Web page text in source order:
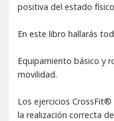
positiva del estado
En este libro hallarás
Equipamiento básico y
movilidad.
Los ejercicios
la realización correcta